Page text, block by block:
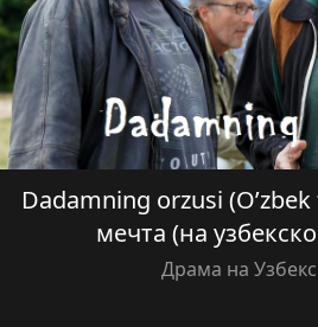
Dadamning orzusi
мечта (на
Драма на